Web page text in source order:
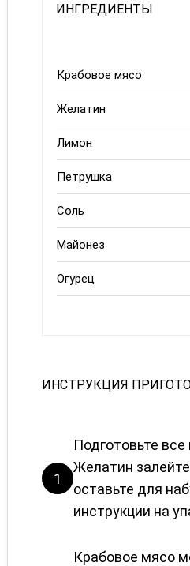
ИНГРЕДИЕНТЫ
Крабовое мясо
Желатин
Лимон
Петрушка
Соль
Майонез
Огурец
ИНСТРУКЦИЯ
1
Подготовьте
Желатин
оставьте для
инструкции на
Крабовое мясо